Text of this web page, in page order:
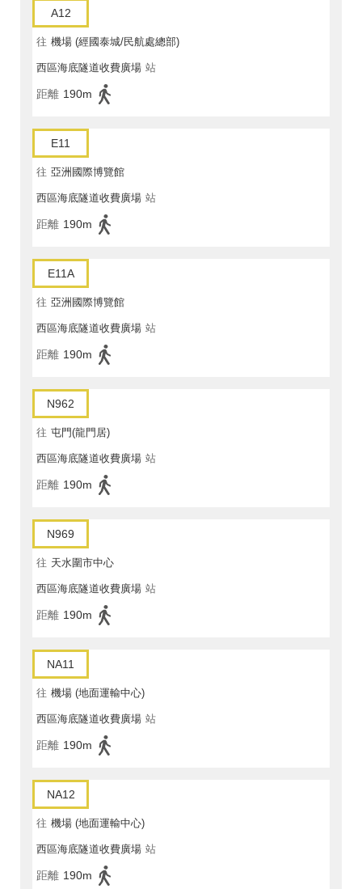
A12
往 機場 (經國泰城/民航處總部)
西區海底隧道收費廣場 站
距離 190m
E11
往 亞洲國際博覽館
西區海底隧道收費廣場 站
距離 190m
E11A
往 亞洲國際博覽館
西區海底隧道收費廣場 站
距離 190m
N962
往 屯門(龍門居)
西區海底隧道收費廣場 站
距離 190m
N969
往 天水圍市中心
西區海底隧道收費廣場 站
距離 190m
NA11
往 機場 (地面運輸中心)
西區海底隧道收費廣場 站
距離 190m
NA12
往 機場 (地面運輸中心)
西區海底隧道收費廣場 站
距離 190m